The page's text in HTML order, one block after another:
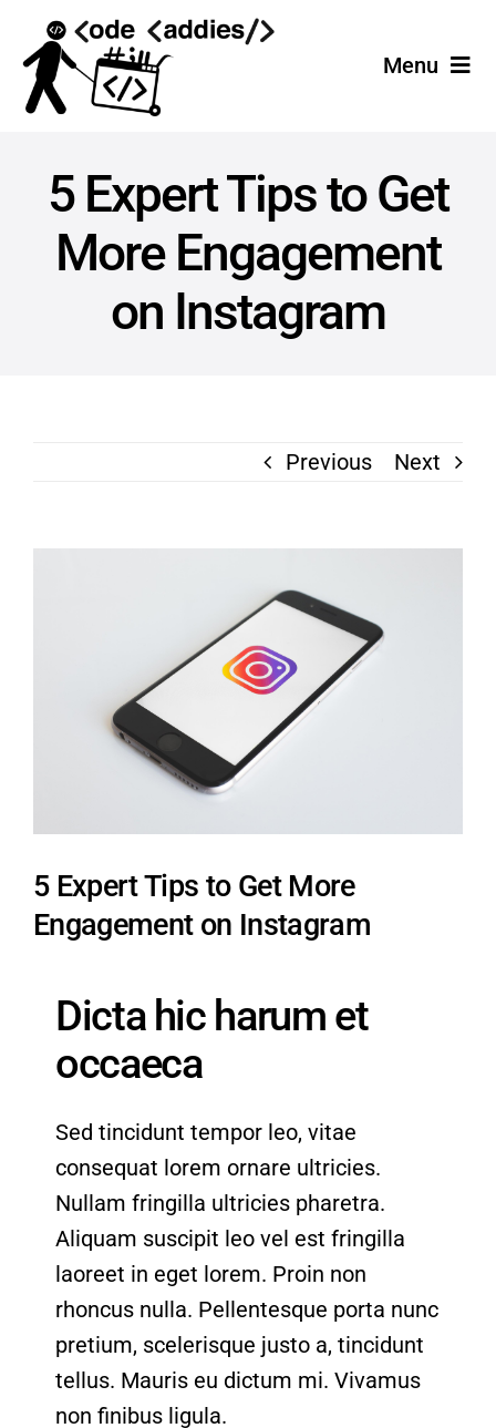
content
Menu
Services
Projects
Join the Team!
5 Expert Tips to Get
More Engagement
on Instagram
Previous Next
5 Expert Tips to Get More
Engagement on Instagram
Dicta hic harum et
occaeca
Sed tincidunt tempor leo, vitae
consequat lorem ornare ultricies.
Nullam fringilla ultricies pharetra.
Aliquam suscipit leo vel est fringilla
laoreet in eget lorem. Proin non
rhoncus nulla. Pellentesque porta nunc
pretium, scelerisque justo a, tincidunt
tellus. Mauris eu dictum mi. Vivamus
non finibus ligula.